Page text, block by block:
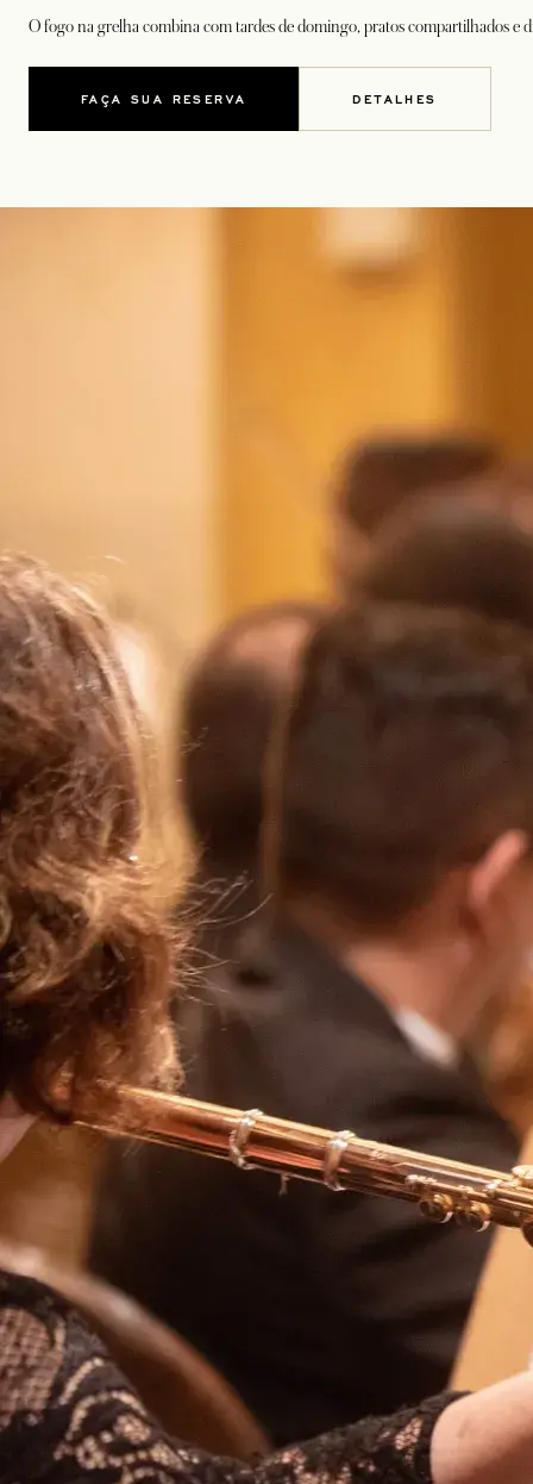
O fogo na grelha combina com tardes de domingo, pratos compartilhados e
FAÇA SUA RESERVA DETALHES